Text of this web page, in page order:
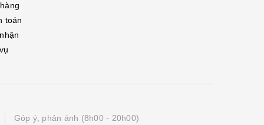
toán
Góp ý, phản ánh (8h00 - 20h00)